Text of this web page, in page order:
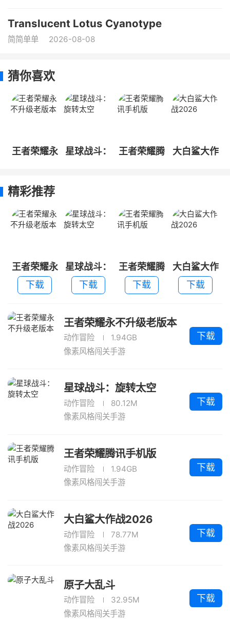
Translucent Lotus Cyanotype
简简单单 2026-08-08
猜你喜欢
王者荣耀永
星球战斗：
王者荣耀腾
大白鲨大作
精彩推荐
王者荣耀永
不升级老版
本
下载
星球战斗：
旋转太空
下载
王者荣耀腾
讯手机版
下载
大白鲨大作
战2026
下载
王者荣耀永不升级老版本
动作冒险
1.94GB
像素风格闯关手游
下载
星球战斗：旋转太空
动作冒险
80.12M
像素风格闯关手游
下载
王者荣耀腾讯手机版
动作冒险
1.94GB
像素风格闯关手游
下载
大白鲨大作战2026
动作冒险
78.77M
像素风格闯关手游
下载
原子大乱斗
动作冒险
32.95M
像素风格闯关手游
下载